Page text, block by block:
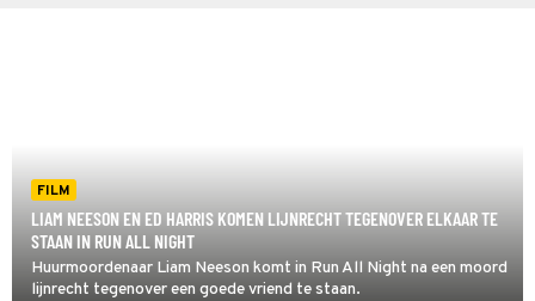
FILM
LIAM NEESON EN ED HARRIS KOMEN LIJNRECHT TEGENOVER ELKAAR TE
STAAN IN RUN ALL NIGHT
Huurmoordenaar Liam Neeson komt in Run All Night na een moord
lijnrecht tegenover een goede vriend te staan.